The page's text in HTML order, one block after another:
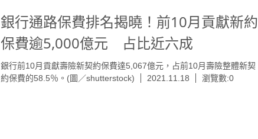
銀行通路保費排名揭曉！前10月貢獻新約
保費逾5,000億元 占比近六成
銀行前10月貢獻壽險新契約保費達5,067億元，占前10月壽險整體新契
約保費的58.5％。(圖／shutterstock)
2021.11.18 瀏覽數:0